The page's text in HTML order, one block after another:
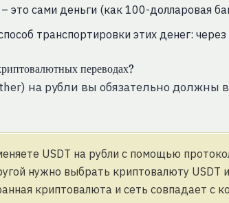
это сами деньги (как 100-долларовая
транспортировки этих денег:
переводах?
на рубли вы обязательно должны
USDT на рубли с помощью
нужно выбрать криптовалюту USDT
криптовалюта и сеть совпадает с